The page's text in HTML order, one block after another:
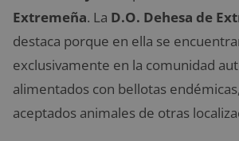
Extremeña. La D.O. Dehesa de
destaca porque en ella se
exclusivamente en la comunidad
alimentados con bellotas
aceptados animales de otras